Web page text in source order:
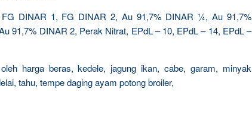
DINAR 1, FG DINAR 2, Au 91,7% DINAR ¼, Au 91,7%
91,7% DINAR 2, Perak Nitrat, EPdL – 10, EPdL – 14, EPdL –
harga beras, kedele, jagung ikan, cabe, garam, minyak
tahu, tempe daging ayam potong broiler,